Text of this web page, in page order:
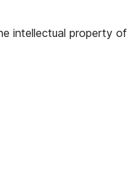
intellectual property of